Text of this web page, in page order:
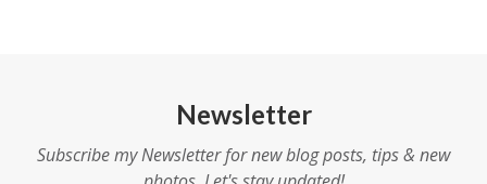
Newsletter
Subscribe my Newsletter for new blog posts, tips & new